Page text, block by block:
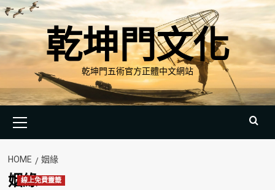
Skip
to
content
乾坤門文化
乾坤門五術官方正體中文網站
Menu
HOME 姻緣
姻緣
線上免費靈籤